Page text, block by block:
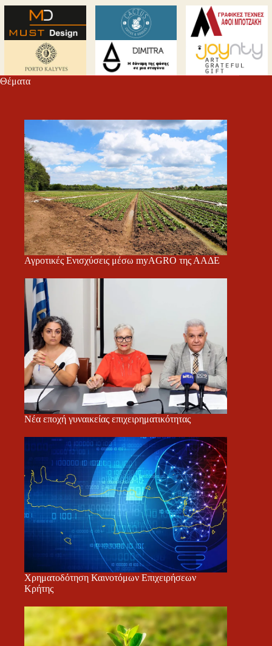
Θέματα
Αγροτικές Ενισχύσεις μέσω myAGRO της ΑΑΔΕ
Νέα εποχή γυναικείας επιχειρηματικότητας
Χρηματοδότηση Καινοτόμων Επιχειρήσεων
Κρήτης